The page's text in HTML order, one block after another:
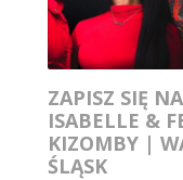
ZAPISZ SIĘ
ISABELLE &
KIZOMBY |
ŚLĄSK